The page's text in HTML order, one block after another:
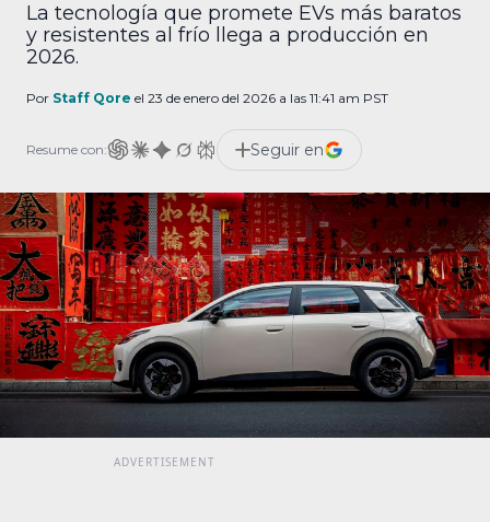
La tecnología que promete EVs más baratos
y resistentes al frío llega a producción en
2026.
Por Staff Qore el 23 de enero del 2026 a las 11:41 am PST
Resume con: Seguir en